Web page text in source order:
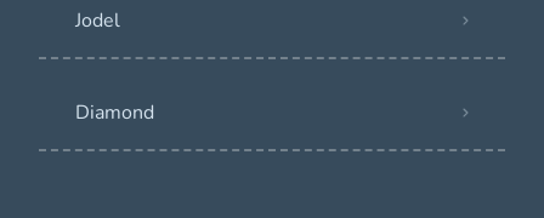
Jodel
Diamond